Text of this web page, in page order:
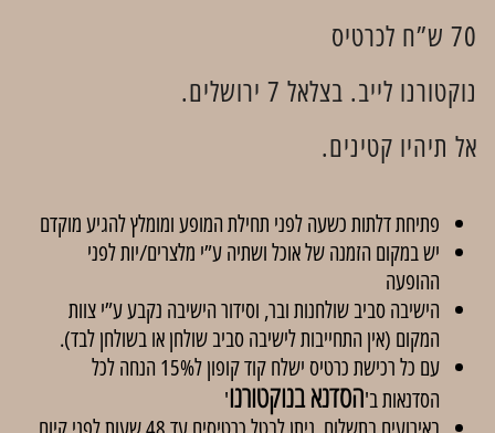
70 ש”ח לכרטיס
נוקטורנו לייב. בצלאל 7 ירושלים.
אל תיהיו קטינים.
פתיחת דלתות כשעה לפני תחילת המופע ומומלץ להגיע מוקדם
יש במקום הזמנה של אוכל ושתיה ע”י מלצרים/יות לפני
ההופעה
הישיבה סביב שולחנות ובר, וסידור הישיבה נקבע ע”י צוות
המקום (אין התחייבות לישיבה סביב שולחן או בשולחן לבד).
עם כל רכישת כרטיס ישלח קוד קופון ל15% הנחה לכל
הסדנאות ב'הסדנא בנוקטורנו'